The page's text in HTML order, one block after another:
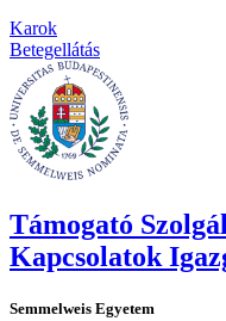
Karok
Betegellátás
Támogató
Kapcsolatok
Semmelweis Egyetem